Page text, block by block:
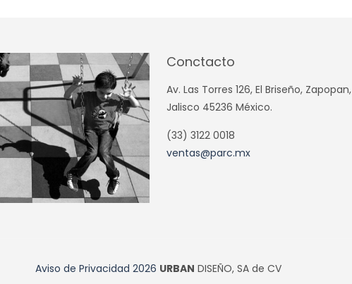
Conctacto
Av. Las Torres 126, El Briseño, Zapopan,
Jalisco 45236 México.
(33) 3122 0018
ventas@parc.mx
Aviso de Privacidad 2026 URBAN DISEÑO, SA de CV